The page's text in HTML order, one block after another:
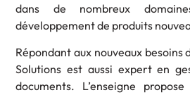
dans de nombreux
développement de produits
Répondant aux nouveaux besoins
Solutions est aussi expert en
documents. L’enseigne